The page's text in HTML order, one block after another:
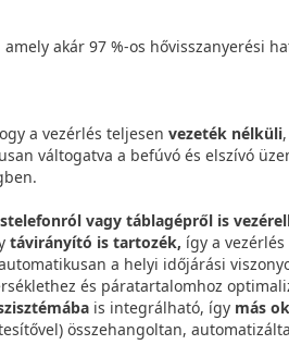
akár 97 %-os hővisszanyerési
a vezérlés teljesen vezeték nélküli
váltogatva a befúvó és elszívó
vagy táblagépről is
távirányító is tartozék, így a vezérlés
a helyi időjárási
és páratartalomhoz
is integrálható, így más
összehangoltan,